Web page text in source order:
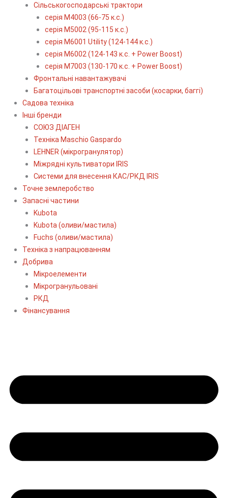
Сільськогосподарські трактори
серія М4003 (66-75 к.с.)
серія М5002 (95-115 к.с.)
серія M6001 Utility (124-144 к.с.)
серія М6002 (124-143 к.с. + Power Boost)
серія М7003 (130-170 к.с. + Power Boost)
Фронтальні навантажувачі
Багатоцільові транспортні засоби (косарки, баггі)
Садова техніка
Інші бренди
СОЮЗ ДІАГЕН
Техніка Maschio Gaspardo
LEHNER (мікрогранулятор)
Міжрядні культиватори IRIS
Системи для внесення КАС/РКД IRIS
Точне землеробство
Запасні частини
Kubota
Kubota (оливи/мастила)
Fuchs (оливи/мастила)
Техніка з напрацюванням
Добрива
Мікроелементи
Мікрогранульовані
РКД
Фінансування